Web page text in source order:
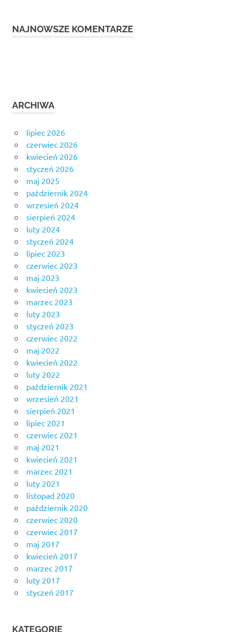
NAJNOWSZE KOMENTARZE
ARCHIWA
lipiec 2026
czerwiec 2026
kwiecień 2026
styczeń 2026
maj 2025
październik 2024
wrzesień 2024
sierpień 2024
luty 2024
styczeń 2024
lipiec 2023
czerwiec 2023
maj 2023
kwiecień 2023
marzec 2023
luty 2023
styczeń 2023
czerwiec 2022
maj 2022
kwiecień 2022
luty 2022
październik 2021
wrzesień 2021
sierpień 2021
lipiec 2021
czerwiec 2021
maj 2021
kwiecień 2021
marzec 2021
luty 2021
listopad 2020
październik 2020
czerwiec 2020
czerwiec 2017
maj 2017
kwiecień 2017
marzec 2017
luty 2017
styczeń 2017
KATEGORIE